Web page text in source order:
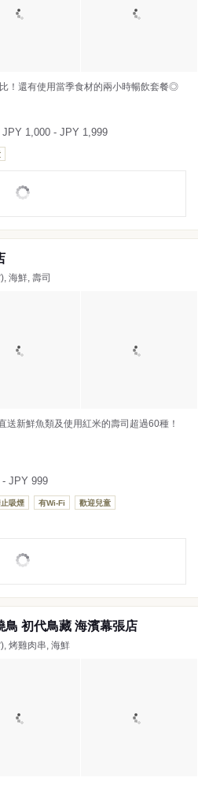
！還有使用當季食材的兩小時暢飲套餐◎
JPY 1,000 - JPY 1,999
海鮮, 壽司
送新鮮魚類及使用紅米的壽司超過60種！
- JPY 999
吸煙 有Wi-Fi 歡迎兒童
鳥 初代鳥藏 海濱幕張店
烤雞肉串, 海鮮